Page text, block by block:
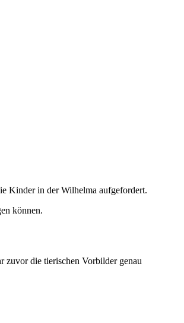
Kinder in der Wilhelma aufgefordert.
können.
zuvor die tierischen Vorbilder genau